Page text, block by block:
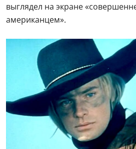
выглядел на экране
американцем».